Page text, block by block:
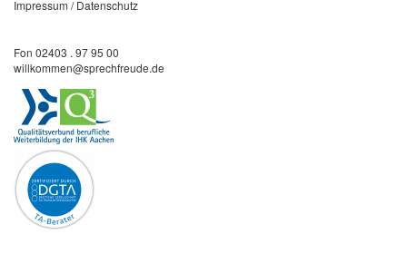
Impressum /Datenschutz
Fon 02403 . 97 95 00
willkommen@sprechfreude.de